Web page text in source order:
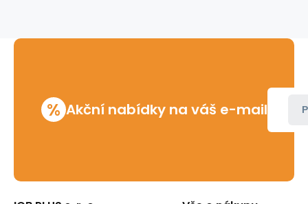
% Akční nabídky na váš e-mail